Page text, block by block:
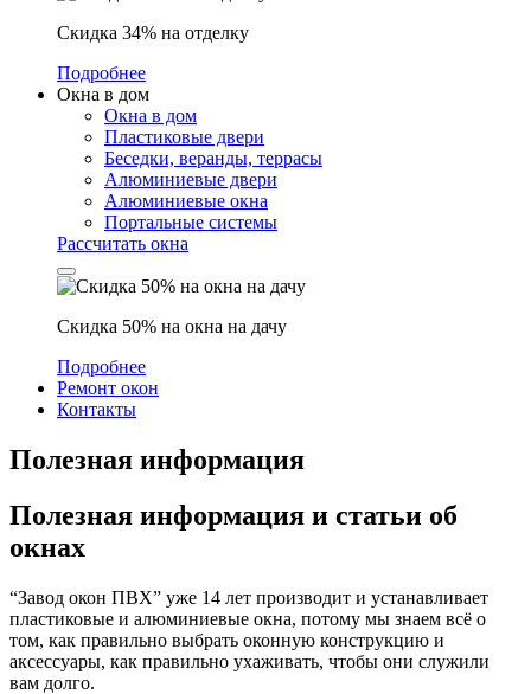
Скидка 34% на отделку
Подробнее
Окна в дом
Окна в дом
Пластиковые двери
Беседки, веранды, террасы
Алюминиевые двери
Алюминиевые окна
Портальные системы
Рассчитать окна
Скидка 50% на окна на дачу
Подробнее
Ремонт окон
Контакты
Полезная информация
Полезная информация и статьи об
окнах
“Завод окон ПВХ” уже 14 лет производит и устанавливает
пластиковые и алюминиевые окна, потому мы знаем всё о
том, как правильно выбрать оконную конструкцию и
аксессуары, как правильно ухаживать, чтобы они служили
вам долго.